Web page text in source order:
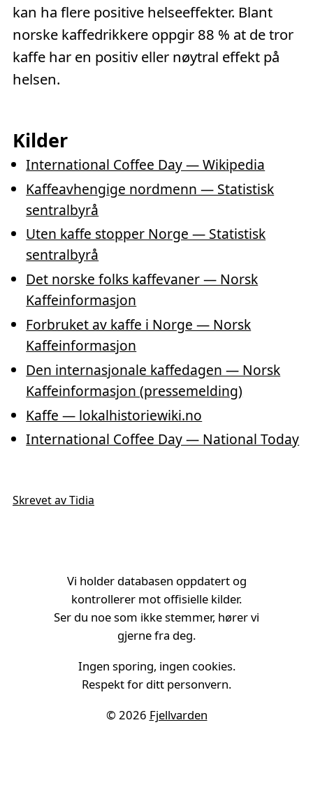
kan ha flere positive helseeffekter. Blant
norske kaffedrikkere oppgir 88 % at de tror
kaffe har en positiv eller nøytral effekt på
helsen.
Kilder
International Coffee Day — Wikipedia
Kaffeavhengige nordmenn — Statistisk
sentralbyrå
Uten kaffe stopper Norge — Statistisk
sentralbyrå
Det norske folks kaffevaner — Norsk
Kaffeinformasjon
Forbruket av kaffe i Norge — Norsk
Kaffeinformasjon
Den internasjonale kaffedagen — Norsk
Kaffeinformasjon (pressemelding)
Kaffe — lokalhistoriewiki.no
International Coffee Day — National Today
Skrevet av Tidia
Vi holder databasen oppdatert og
kontrollerer mot offisielle kilder.
Ser du noe som ikke stemmer, hører vi
gjerne fra deg.
Ingen sporing, ingen cookies.
Respekt for ditt personvern.
© 2026 Fjellvarden